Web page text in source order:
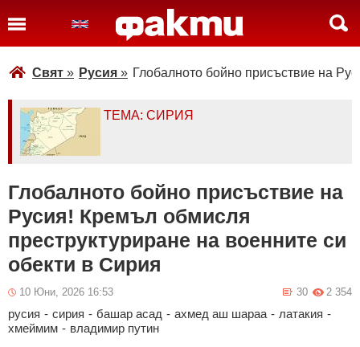
Свят » Русия » Глобалното бойно присъствие на
ТЕМА: СИРИЯ
Глобалното бойно присъствие на
Русия! Кремъл обмисля
преструктуриране на военните си
обекти в Сирия
10 Юни, 2026 16:53 2 354
30
русия - сирия - башар асад - ахмед аш шараа - латакия -
хмеймим - владимир путин